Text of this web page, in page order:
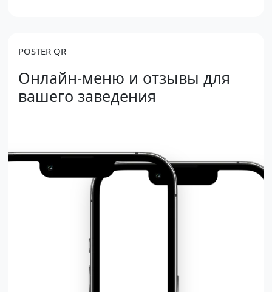
POSTER QR
Онлайн-меню и отзывы для
вашего заведения